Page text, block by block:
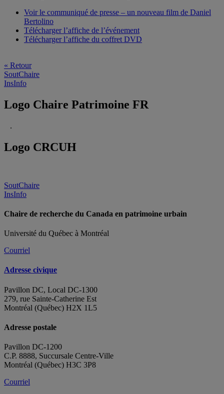
Voir le communiqué de presse – un nouveau film de Daniel
Bertolino
Télécharger l’affiche de l’événement
Télécharger l’affiche du coffret DVD
« Retour
SoutChaire
InsInfo
Logo Chaire Patrimoine FR
.
Logo CRCUH
SoutChaire
InsInfo
Chaire de recherche du Canada en patrimoine urbain
Université du Québec à Montréal
Courriel
Adresse civique
Pavillon DC, Local DC-1300
279, rue Sainte-Catherine Est
Montréal (Québec) H2X 1L5
Adresse postale
Pavillon DC-1200
C.P. 8888, Succursale Centre-Ville
Montréal (Québec) H3C 3P8
Courriel